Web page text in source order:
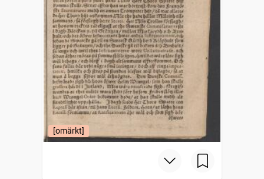
[omärkt]